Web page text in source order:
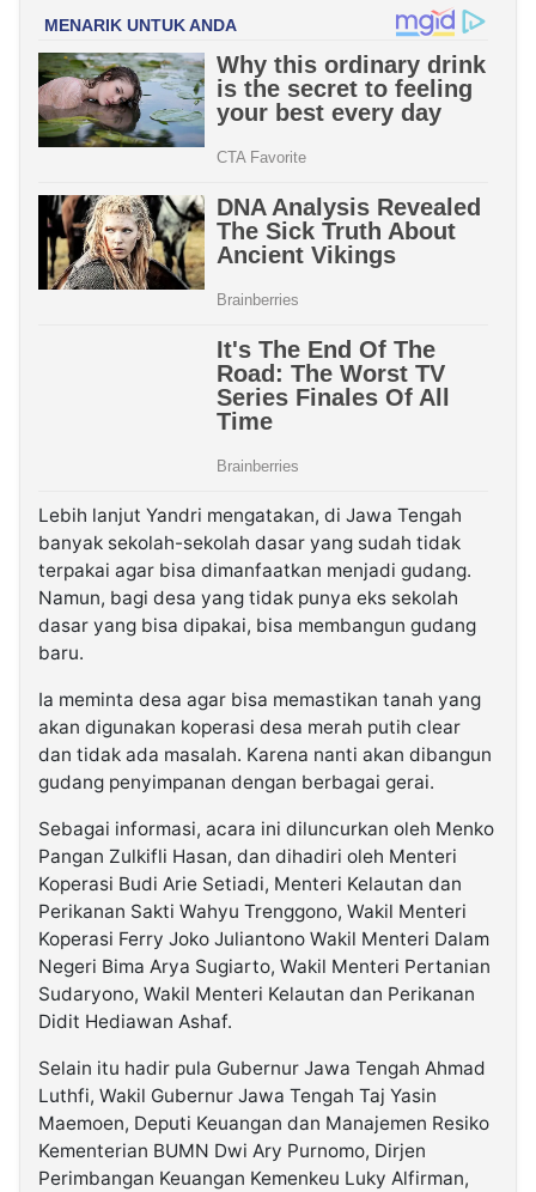
Lebih lanjut Yandri mengatakan, di Jawa Tengah
banyak sekolah-sekolah dasar yang sudah tidak
terpakai agar bisa dimanfaatkan menjadi gudang.
Namun, bagi desa yang tidak punya eks sekolah
dasar yang bisa dipakai, bisa membangun gudang
baru.
Ia meminta desa agar bisa memastikan tanah yang
akan digunakan koperasi desa merah putih clear
dan tidak ada masalah. Karena nanti akan dibangun
gudang penyimpanan dengan berbagai gerai.
Sebagai informasi, acara ini diluncurkan oleh Menko
Pangan Zulkifli Hasan, dan dihadiri oleh Menteri
Koperasi Budi Arie Setiadi, Menteri Kelautan dan
Perikanan Sakti Wahyu Trenggono, Wakil Menteri
Koperasi Ferry Joko Juliantono Wakil Menteri Dalam
Negeri Bima Arya Sugiarto, Wakil Menteri Pertanian
Sudaryono, Wakil Menteri Kelautan dan Perikanan
Didit Hediawan Ashaf.
Selain itu hadir pula Gubernur Jawa Tengah Ahmad
Luthfi, Wakil Gubernur Jawa Tengah Taj Yasin
Maemoen, Deputi Keuangan dan Manajemen Resiko
Kementerian BUMN Dwi Ary Purnomo, Dirjen
Perimbangan Keuangan Kemenkeu Luky Alfirman,